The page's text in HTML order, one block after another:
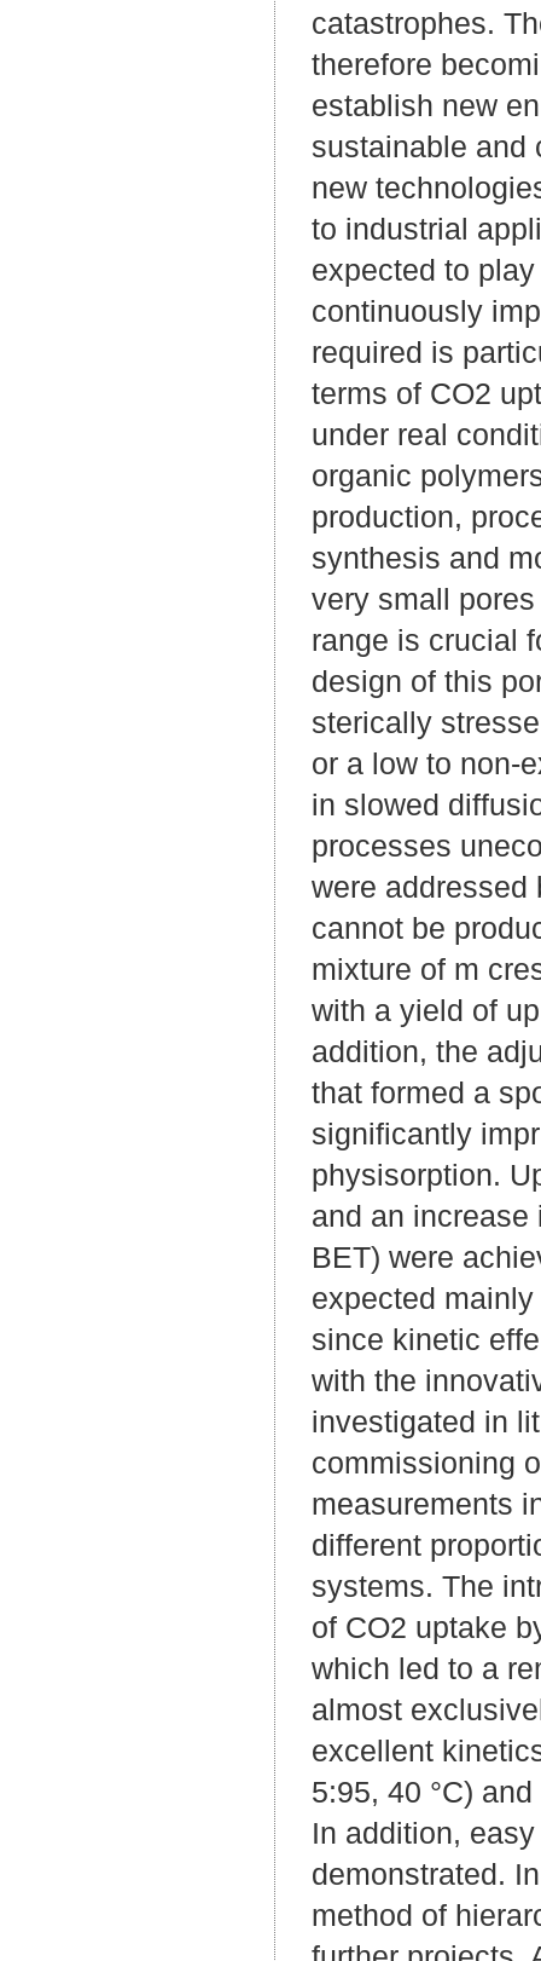
catastrophes.
therefore
establish new
sustainable and
new
to industrial
expected to
continuously
required is
terms of CO2
under real
organic
production,
synthesis and
very small
range is crucial
design of this
sterically
or a low to non-
in slowed
processes
were addressed
cannot be
mixture of m
with a yield of
addition, the
that formed a
significantly
physisorption.
and an increase
BET) were
expected
since kinetic
with the
investigated in
commissioning
measurements
different
systems. The
of CO2 uptake
which led to a
almost
excellent
5:95, 40 °C)
In addition,
demonstrated.
method of